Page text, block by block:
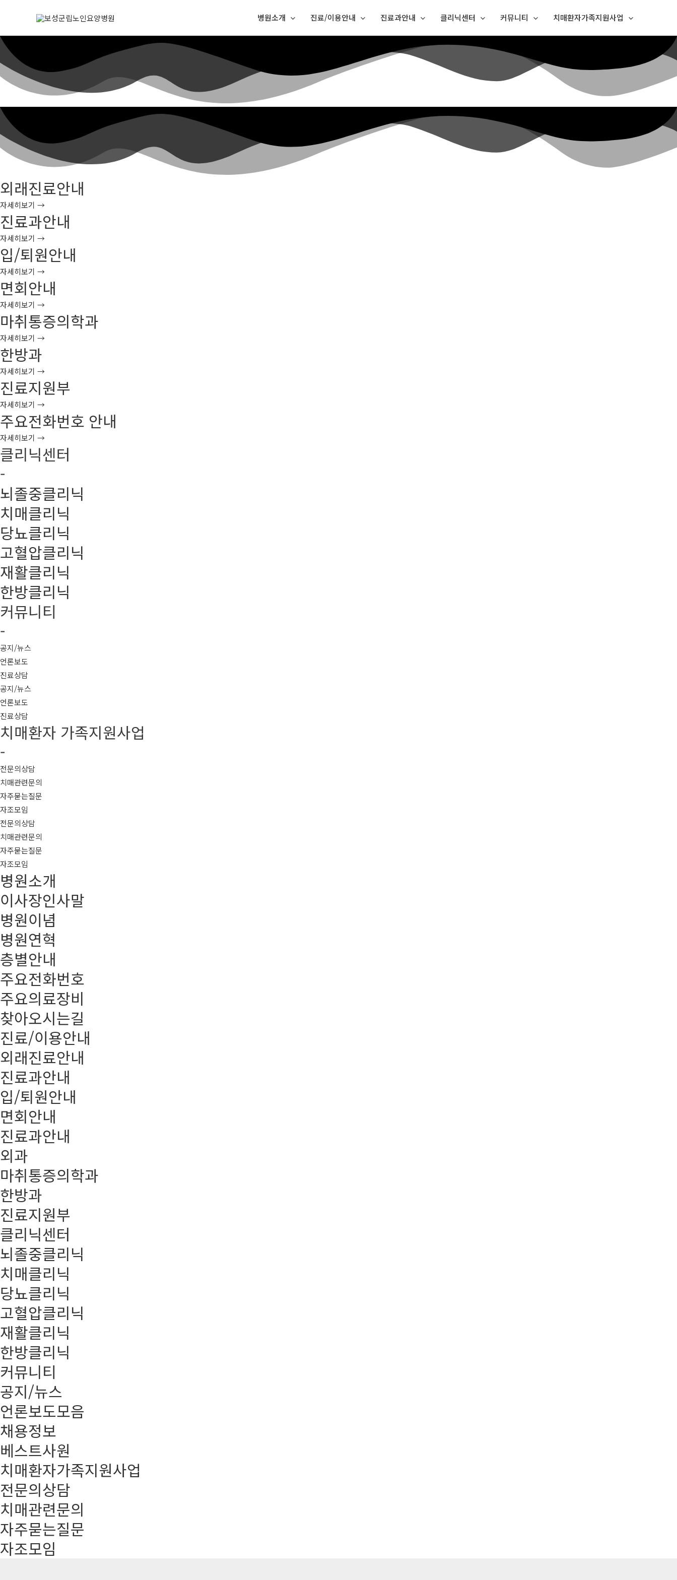
병원소개 진료/이용안내 진료과안내 클리닉센터 커뮤니티 치매환자가족지원사업
외래진료안내
자세히보기 →
진료과안내
자세히보기 →
입/퇴원안내
자세히보기 →
면회안내
자세히보기 →
마취통증의학과
자세히보기 →
한방과
자세히보기 →
진료지원부
자세히보기 →
주요전화번호 안내
자세히보기 →
클리닉센터
-
뇌졸중클리닉
치매클리닉
당뇨클리닉
고혈압클리닉
재활클리닉
한방클리닉
커뮤니티
-
공지/뉴스
언론보도
진료상담
공지/뉴스
언론보도
진료상담
치매환자 가족지원사업
-
전문의상담
치매관련문의
자주묻는질문
자조모임
전문의상담
치매관련문의
자주묻는질문
자조모임
병원소개
이사장인사말
병원이념
병원연혁
층별안내
주요전화번호
주요의료장비
찾아오시는길
진료/이용안내
외래진료안내
진료과안내
입/퇴원안내
면회안내
진료과안내
외과
마취통증의학과
한방과
진료지원부
클리닉센터
뇌졸중클리닉
치매클리닉
당뇨클리닉
고혈압클리닉
재활클리닉
한방클리닉
커뮤니티
공지/뉴스
언론보도모음
채용정보
베스트사원
치매환자가족지원사업
전문의상담
치매관련문의
자주묻는질문
자조모임